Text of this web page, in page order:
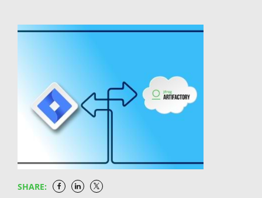
番環境へのデプロイ後も脆弱性やコンプライアンス違
リッド・インフラストラクチャをまだ所有していなく
ても、これからは所有することになるでしょう。現在
進行中のクラウド・ジャーニーとインフラストラクチ
ャのハイブリッド化をサポートするツールとソリュー
DevSecOpsパイプライン全体で一貫性と標準を確保
することができます。 終わりに際して DevSecOpsは
効化とデータ削除の前に、Bintrayデータがすべて正
ートを提供します。 BintrayとJCenterがサービス終了
になった後、私のデータはどうなりますか？ Bintray
のデータはすべて5月1日までダウンロード可能です。
JFrogは正式なサービス終了日の数週間後にデータの
ることはありません。 私はArtifactoryリモートリポジ
トリをBintray、JCenter、GoCenter、または
ションと最適化を提供します: Pipelinesは単体の
ーのアーキテクチャ - プラグインのメンテナンスは面
倒 ネイティブStepによる迅速かつシンプルなパイプ
ライン設定 無限に拡張できる（Jenkinsスプロールと
比較して）集中型サービス YAML – 習得が容易 JFrog
ンス JFrogのソリューションエンジニアとして
Enterprise+を導入するお客様からよく受ける質問や
テグレーション・パートナーのエコシステムがこの合
ことであり、今回のようなインテグレーション・パー
トナーシップを追求することは中核にあるJFrogのコ
ア・バリューです。 JFrog Artifactoryを使用している
開発者にDocker HubとDockerオフィシャルイメージ
ネイティブ・アプリケーションの開発を簡素化する―
これがこのパートナーシップの最初のマイルストーン
SHARE: